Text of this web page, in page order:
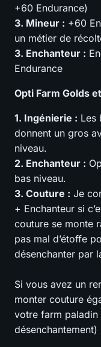
+60 Endurance)
3. Mineur : +60
un métier de
3. Enchanteur :
Endurance
Opti Farm Golds
1. Ingénierie : Les
donnent un gros
niveau.
2. Enchanteur :
bas niveau.
3. Couture : Je
+ Enchanteur si
couture se monte
pas mal d’étoffe
désenchanter par
Si vous avez un
monter couture
votre farm
désenchantement)